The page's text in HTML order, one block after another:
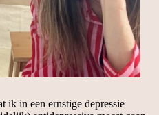
ik in een ernstige depressie